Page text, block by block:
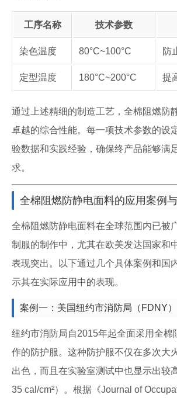
工序名称 技术参数
染色温度 80°C~100°C 防
定型温度 180°C~200°C 提
通过上述精细的制造工艺，全棉阻燃防
卓越的综合性能。每一项技术参数的设
验数据和实践经验，确保终产品能够满
求。
全棉阻燃防静电面料的应用案例
全棉阻燃防静电面料在全球范围内已被
制服的制作中，尤其在欧美发达国家和
表现突出。以下通过几个具体案例和国
示其在实际应用中的表现。
案例一：美国纽约市消防局（FDNY）
纽约市消防局自2015年起全面采用全棉
作的防护服。这种防护服不仅在多次大
出色，而且在实验室测试中也显示出较
35 cal/cm²）。根据《Journal of